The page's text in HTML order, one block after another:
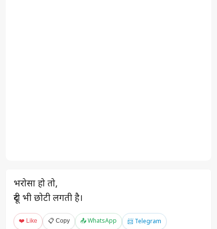
भरोसा हो तो,
दूरी भी छोटी लगती है।
❤️ Like 📋 Copy 📤 WhatsApp 📨 Telegram